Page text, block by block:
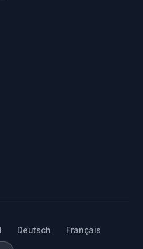
Deutsch Français